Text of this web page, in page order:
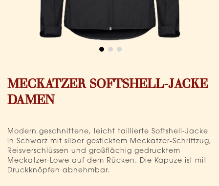
MECKATZER SOFTSHELL-JACKE
DAMEN
Modern geschnittene, leicht taillierte Softshell-Jacke
in Schwarz mit silber gesticktem Meckatzer-Schriftzug,
Reisverschlüssen und großflächig gedrucktem
Meckatzer-Löwe auf dem Rücken. Die Kapuze ist mit
Druckknöpfen abnehmbar.
der
Bildergalerie
springen